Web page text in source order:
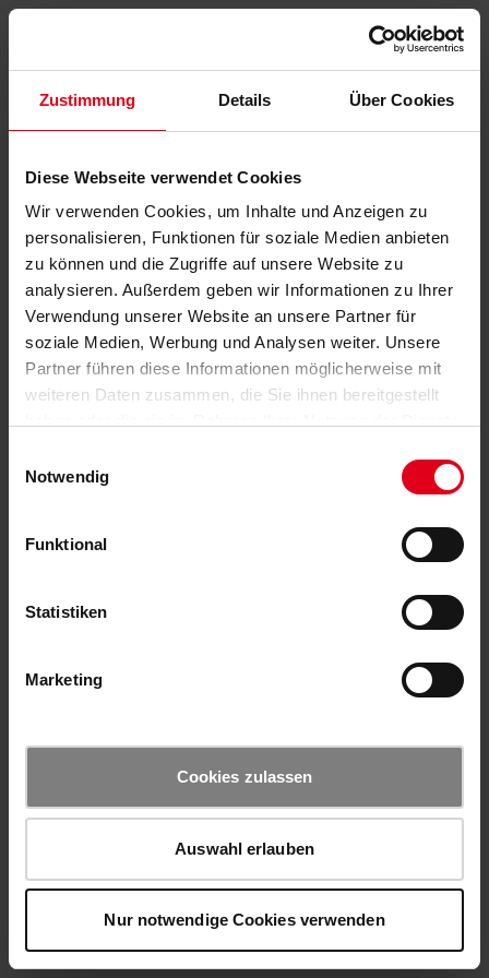
Zustimmung Details Über Cookies
Diese Webseite verwendet Cookies
Wir verwenden Cookies, um Inhalte und Anzeigen zu
personalisieren, Funktionen für soziale Medien anbieten
zu können und die Zugriffe auf unsere Website zu
analysieren. Außerdem geben wir Informationen zu Ihrer
Verwendung unserer Website an unsere Partner für
soziale Medien, Werbung und Analysen weiter. Unsere
Partner führen diese Informationen möglicherweise mit
weiteren Daten zusammen, die Sie ihnen bereitgestellt
Notwendig
Funktional
Statistiken
Marketing
Cookies zulassen
Auswahl erlauben
Nur notwendige Cookies verwenden